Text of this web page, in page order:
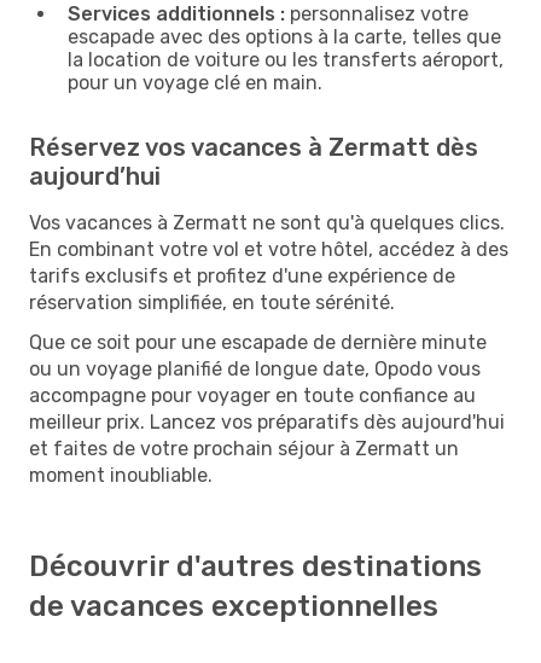
Services additionnels : personnalisez votre
escapade avec des options à la carte, telles que
la location de voiture ou les transferts aéroport,
pour un voyage clé en main.
Réservez vos vacances à Zermatt dès
aujourd’hui
Vos vacances à Zermatt ne sont qu'à quelques clics.
En combinant votre vol et votre hôtel, accédez à des
tarifs exclusifs et profitez d'une expérience de
réservation simplifiée, en toute sérénité.
Que ce soit pour une escapade de dernière minute
ou un voyage planifié de longue date, Opodo vous
accompagne pour voyager en toute confiance au
meilleur prix. Lancez vos préparatifs dès aujourd'hui
et faites de votre prochain séjour à Zermatt un
moment inoubliable.
Découvrir d'autres destinations
de vacances exceptionnelles